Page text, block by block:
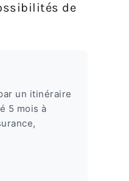
de
un itinéraire
5 mois à